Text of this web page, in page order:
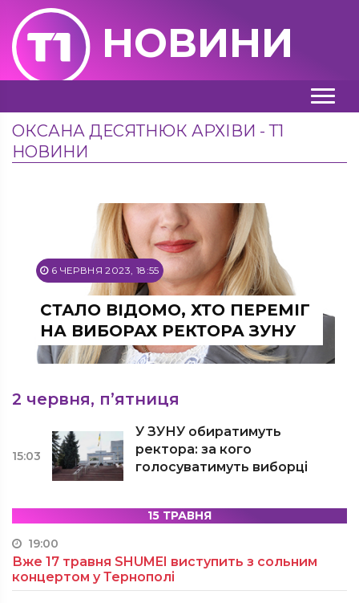
НОВИНИ
ОКСАНА ДЕСЯТНЮК АРХІВИ - Т1
НОВИНИ
6 ЧЕРВНЯ 2023, 18:55
СТАЛО ВІДОМО, ХТО ПЕРЕМІГ
НА ВИБОРАХ РЕКТОРА ЗУНУ
2 червня, п’ятниця
15:03
У ЗУНУ обиратимуть
ректора: за кого
голосуватимуть виборці
15 ТРАВНЯ
19:00
Вже 17 травня SHUMEI виступить з сольним
концертом у Тернополі